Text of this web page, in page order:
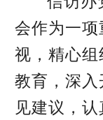
会作为一
视，精心
教育，深
见建议，